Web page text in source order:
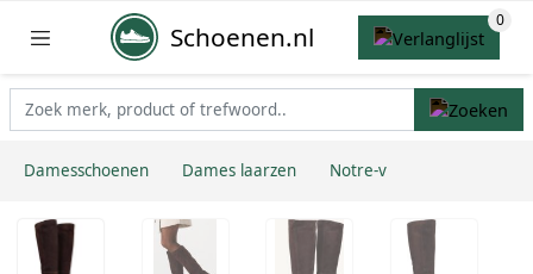
Schoenen.nl
Damesschoenen Dames laarzen Notre-v